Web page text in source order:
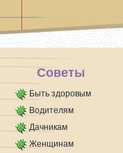
Советы
Быть здоровым
Водителям
Дачникам
Женщинам